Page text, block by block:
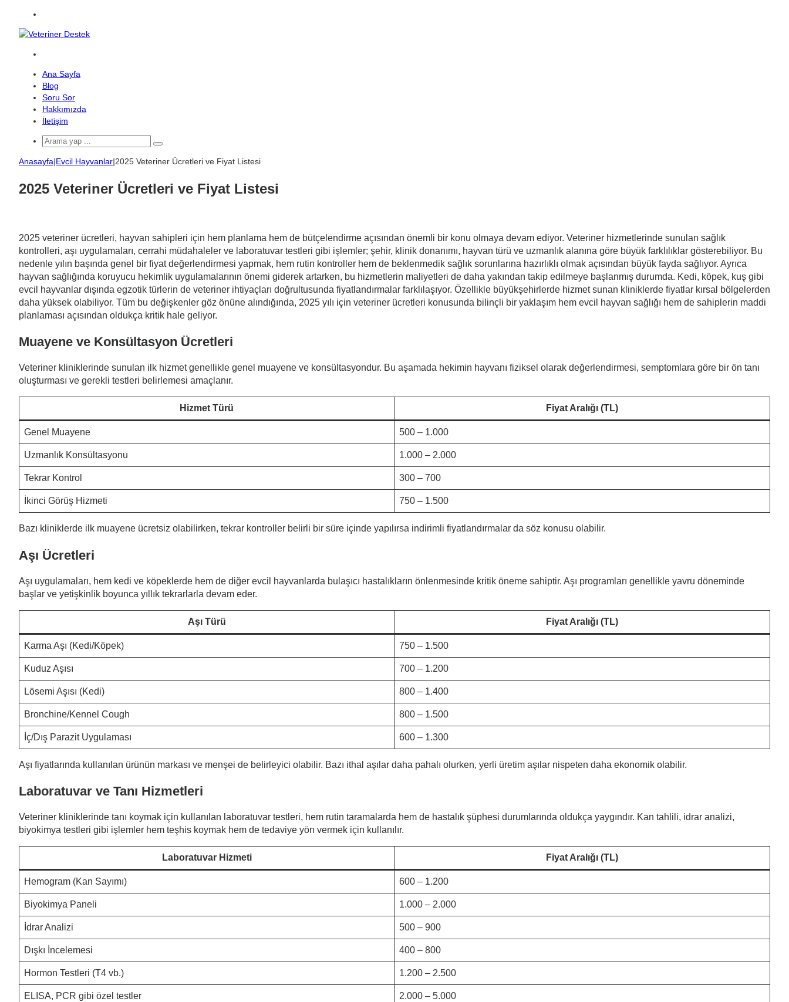
...
Ana Sayfa
Blog
Soru Sor
Hakkımızda
İletişim
Arama
...
Anasayfa|Evcil Hayvanlar|2025 Veteriner Ücretleri ve Fiyat Listesi
2025 Veteriner Ücretleri ve Fiyat Listesi
2025 veteriner ücretleri, hayvan sahipleri için hem planlama hem de bütçelendirme açısından önemli bir konu olmaya devam ediyor. Veteriner hizmetlerinde sunulan sağlık
kontrolleri, aşı uygulamaları, cerrahi müdahaleler ve laboratuvar testleri gibi işlemler; şehir, klinik donanımı, hayvan türü ve uzmanlık alanına göre büyük farklılıklar gösterebiliyor. Bu
nedenle yılın başında genel bir fiyat değerlendirmesi yapmak, hem rutin kontroller hem de beklenmedik sağlık sorunlarına hazırlıklı olmak açısından büyük fayda sağlıyor. Ayrıca
hayvan sağlığında koruyucu hekimlik uygulamalarının önemi giderek artarken, bu hizmetlerin maliyetleri de daha yakından takip edilmeye başlanmış durumda. Kedi, köpek, kuş gibi
evcil hayvanlar dışında egzotik türlerin de veteriner ihtiyaçları doğrultusunda fiyatlandırmalar farklılaşıyor. Özellikle büyükşehirlerde hizmet sunan kliniklerde fiyatlar kırsal bölgelerden
daha yüksek olabiliyor. Tüm bu değişkenler göz önüne alındığında, 2025 yılı için veteriner ücretleri konusunda bilinçli bir yaklaşım hem evcil hayvan sağlığı hem de sahiplerin maddi
planlaması açısından oldukça kritik hale geliyor.
Muayene ve Konsültasyon Ücretleri
Veteriner kliniklerinde sunulan ilk hizmet genellikle genel muayene ve konsültasyondur. Bu aşamada hekimin hayvanı fiziksel olarak değerlendirmesi, semptomlara göre bir ön tanı
oluşturması ve gerekli testleri belirlemesi amaçlanır.
Hizmet Türü Fiyat Aralığı (TL)
Genel Muayene 500 – 1.000
Uzmanlık Konsültasyonu 1.000 – 2.000
Tekrar Kontrol 300 – 700
İkinci Görüş Hizmeti 750 – 1.500
Bazı kliniklerde ilk muayene ücretsiz olabilirken, tekrar kontroller belirli bir süre içinde yapılırsa indirimli fiyatlandırmalar da söz konusu olabilir.
Aşı Ücretleri
Aşı uygulamaları, hem kedi ve köpeklerde hem de diğer evcil hayvanlarda bulaşıcı hastalıkların önlenmesinde kritik öneme sahiptir. Aşı programları genellikle yavru döneminde
başlar ve yetişkinlik boyunca yıllık tekrarlarla devam eder.
Aşı Türü Fiyat Aralığı (TL)
Karma Aşı (Kedi/Köpek) 750 – 1.500
Kuduz Aşısı 700 – 1.200
Lösemi Aşısı (Kedi) 800 – 1.400
Bronchine/Kennel Cough 800 – 1.500
İç/Dış Parazit Uygulaması 600 – 1.300
Aşı fiyatlarında kullanılan ürünün markası ve menşei de belirleyici olabilir. Bazı ithal aşılar daha pahalı olurken, yerli üretim aşılar nispeten daha ekonomik olabilir.
Laboratuvar ve Tanı Hizmetleri
Veteriner kliniklerinde tanı koymak için kullanılan laboratuvar testleri, hem rutin taramalarda hem de hastalık şüphesi durumlarında oldukça yaygındır. Kan tahlili, idrar analizi,
biyokimya testleri gibi işlemler hem teşhis koymak hem de tedaviye yön vermek için kullanılır.
Laboratuvar Hizmeti Fiyat Aralığı (TL)
Hemogram (Kan Sayımı) 600 – 1.200
Biyokimya Paneli 1.000 – 2.000
İdrar Analizi 500 – 900
Dışkı İncelemesi 400 – 800
Hormon Testleri (T4 vb.) 1.200 – 2.500
ELISA, PCR gibi özel testler 2.000 – 5.000